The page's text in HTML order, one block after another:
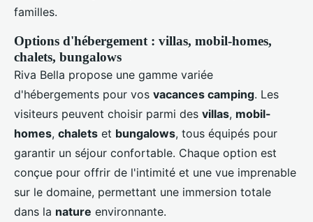
familles.
Options d'hébergement : villas, mobil-homes,
chalets, bungalows
Riva Bella propose une gamme variée
d'hébergements pour vos vacances camping. Les
visiteurs peuvent choisir parmi des villas, mobil-
homes, chalets et bungalows, tous équipés pour
garantir un séjour confortable. Chaque option est
conçue pour offrir de l'intimité et une vue imprenable
sur le domaine, permettant une immersion totale
dans la nature environnante.